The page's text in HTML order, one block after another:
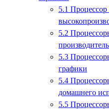
5.1 Процессор
5.2
5.3
графики
5.4
домашнего
5.5